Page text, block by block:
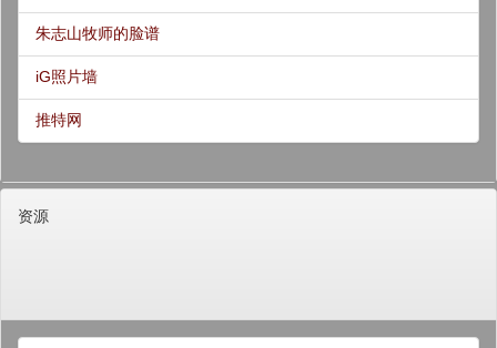
朱志山牧师的脸谱
iG照片墙
推特网
资源